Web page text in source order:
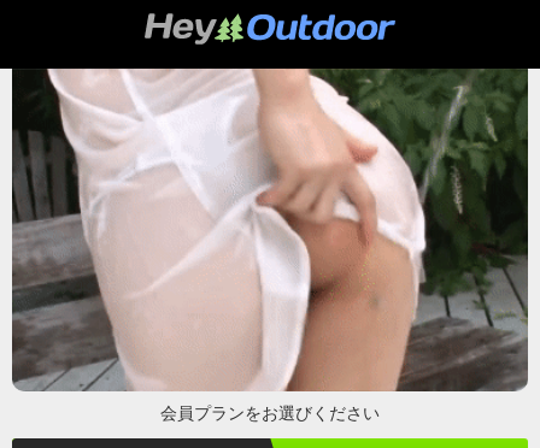
会員プランをお選びください